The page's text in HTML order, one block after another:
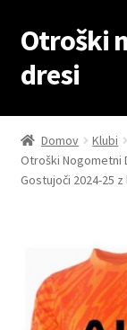
Skip
to
navigation
Skip
to
content
Otroški
dresi
Domov
Blog
Moj račun
Domov Klubi
Otroški Nogometni
Gostujoči 2024-25